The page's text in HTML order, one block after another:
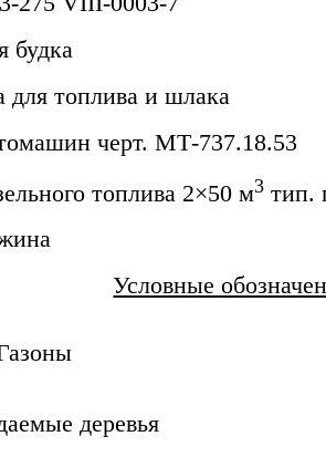
будка
топлива и шлака
черт. МТ-737.18.53
топлива 2×50 м3 тип.
Условные
деревья